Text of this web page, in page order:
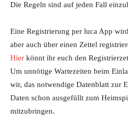
Die Regeln sind auf jeden Fall
Eine Registrierung per luca App
aber auch über einen Zettel
Hier könnt ihr euch den
Um unnötige Wartezeiten beim
wir, das notwendige Datenblatt zur
Daten schon ausgefüllt zum
mitzubringen.